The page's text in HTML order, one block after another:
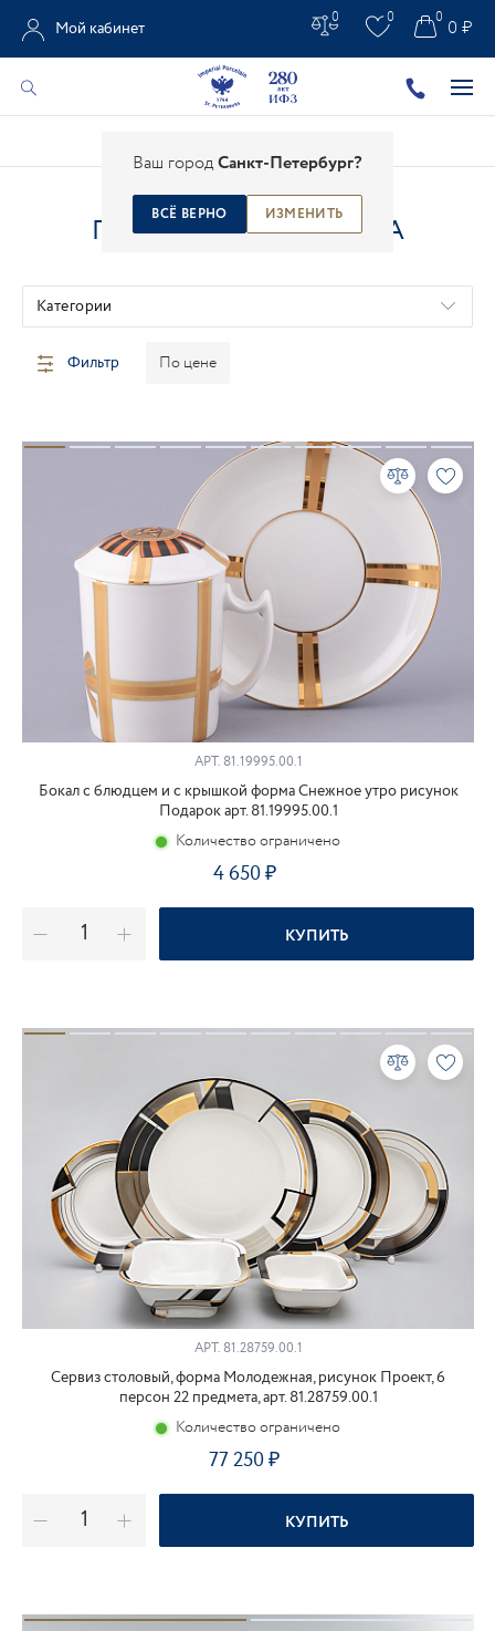
Ваш городСанкт-Петербург?
ВСЁ ВЕРНО ИЗМЕНИТЬ
Мой кабинет
0 0 0 ₽
0
ПОДАРКИ ИЗ ФАРФОРА
Категории
Фильтр По цене
АРТ.81.19995.00.1
Бокал с блюдцем и с крышкой форма Снежное утро рисунок
Подарок арт. 81.19995.00.1
Количество ограничено
4 650
КУПИТЬ
АРТ.81.28759.00.1
Сервиз столовый, форма Молодежная, рисунок Проект, 6
персон 22 предмета, арт. 81.28759.00.1
Количество ограничено
77 250
КУПИТЬ